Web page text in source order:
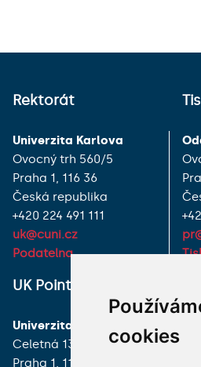
cookies
Rektorát
Univerzita Karlova
Ovocný trh 560/5
Praha 1, 116 36
Česká republika
+420 224 491 111
uk@cuni.cz
Podatelna
UK Point
Univerzita Karlova
Celetná 13
Praha 1, 116 36